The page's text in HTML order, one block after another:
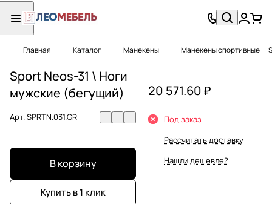
Главная Каталог Манекены Манекены спортивные
Sport Neos-31 \ Ноги
мужские (бегущий)
Арт.SPRTN.031.GR
В корзину
Купить в 1 клик
20 571.60 ₽
Под заказ
Рассчитать доставку
Нашли дешевле?